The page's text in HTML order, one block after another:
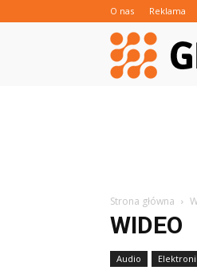
O nas Reklama
Strona główna
WIDEO
Audio